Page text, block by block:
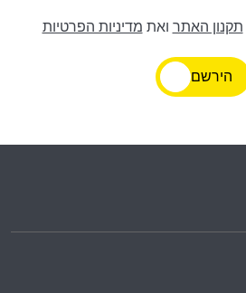
תקנון האתר ואת מדיניות הפרטיות
הירשם